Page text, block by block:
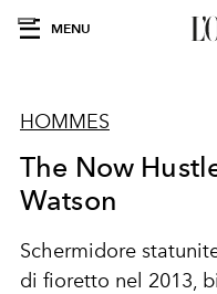
MENU
HOMMES
The Now
Watson
Schermidore
di fioretto nel 2013,